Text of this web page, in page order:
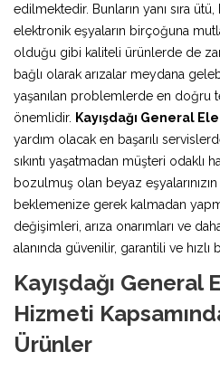
edilmektedir. Bunların yanı sıra
elektronik eşyaların birçoğuna
olduğu gibi kaliteli ürünlerde de
bağlı olarak arızalar meydana
yaşanılan problemlerde en doğru
önemlidir. Kayışdağı General
yardım olacak en başarılı
sıkıntı yaşatmadan müşteri odaklı
bozulmuş olan beyaz
beklemenize gerek kalmadan
değişimleri, arıza onarımları ve
alanında güvenilir, garantili ve hızlı
Kayışdağı General
Hizmeti
Ürünler